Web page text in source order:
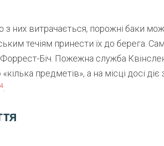
з них витрачається, порожні баки
течіям принести їх до берега.
Біч. Пожежна служба
«кілька предметів», а на місці досі
4.